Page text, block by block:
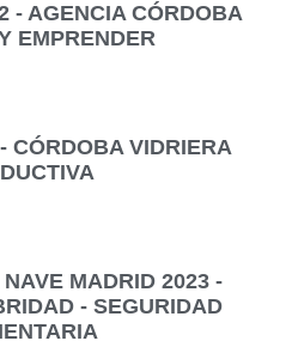
- AGENCIA CÓRDOBA
EMPRENDER
CÓRDOBA VIDRIERA
MADRID 2023 -
- SEGURIDAD